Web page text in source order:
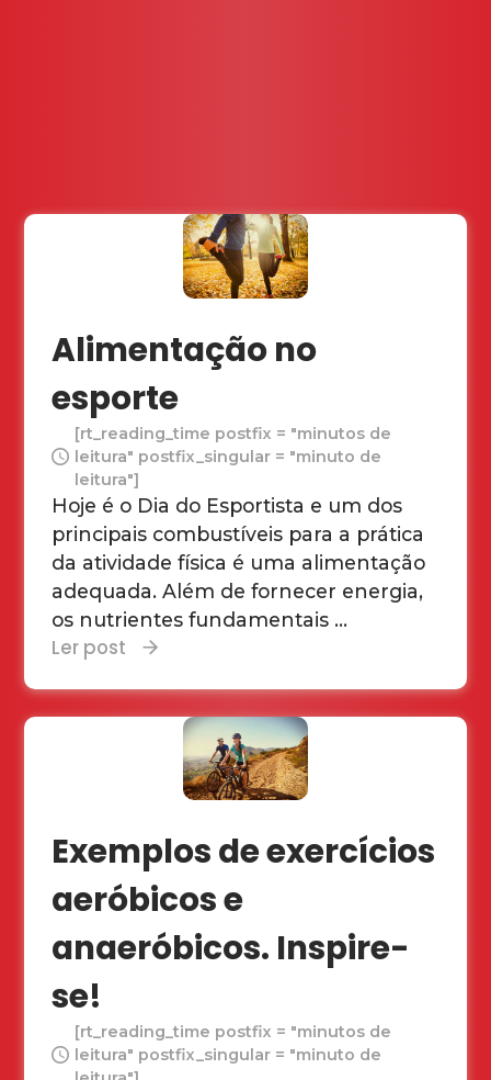
Alimentação no
esporte
[rt_reading_time postfix = "minutos de
leitura" postfix_singular = "minuto de
leitura"]
Hoje é o Dia do Esportista e um dos
principais combustíveis para a prática
da atividade física é uma alimentação
adequada. Além de fornecer energia,
os nutrientes fundamentais ...
Ler post
Exemplos de exercícios
aeróbicos e
anaeróbicos. Inspire-
se!
[rt_reading_time postfix = "minutos de
leitura" postfix_singular = "minuto de